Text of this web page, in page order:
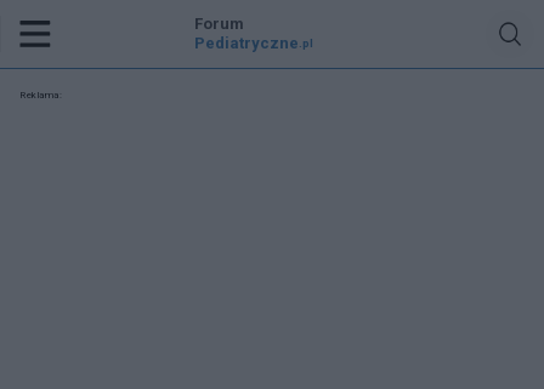
Forum
Pediatryczne .pl
Reklama: